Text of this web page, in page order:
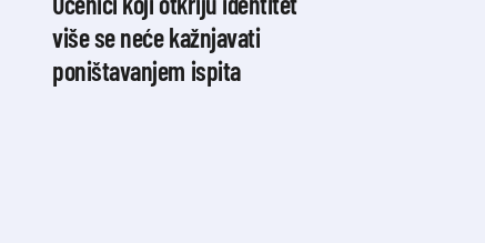
više se neće kažnjavati
poništavanjem ispita